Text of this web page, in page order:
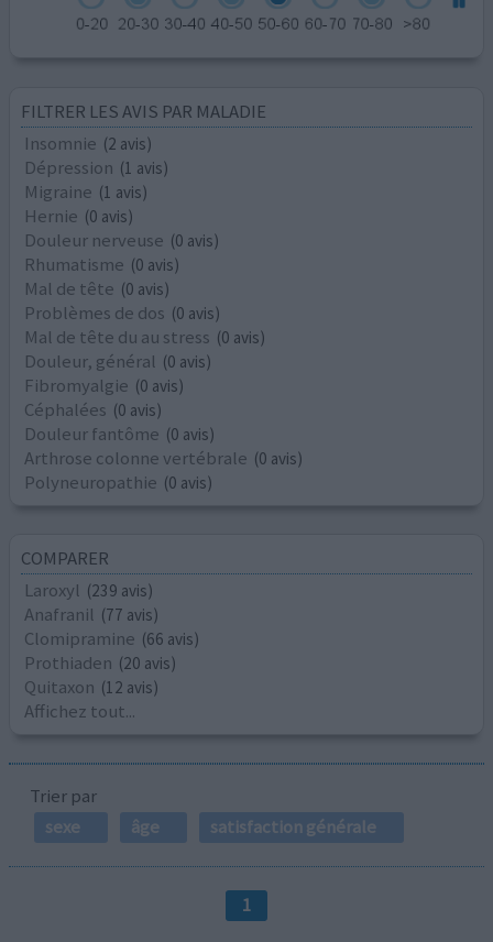
FILTRER LES AVIS PAR MALADIE
Insomnie (2 avis)
Dépression (1 avis)
Migraine (1 avis)
Hernie (0 avis)
Douleur nerveuse (0 avis)
Rhumatisme (0 avis)
Mal de tête (0 avis)
Problèmes de dos (0 avis)
Mal de tête du au stress (0 avis)
Douleur, général (0 avis)
Fibromyalgie (0 avis)
Céphalées (0 avis)
Douleur fantôme (0 avis)
Arthrose colonne vertébrale (0 avis)
Polyneuropathie (0 avis)
COMPARER
Laroxyl (239 avis)
Anafranil (77 avis)
Clomipramine (66 avis)
Prothiaden (20 avis)
Quitaxon (12 avis)
Affichez tout...
Trier par
sexe
âge satisfaction générale
1